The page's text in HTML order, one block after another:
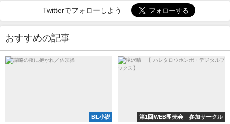
Twitterでフォローしよう
おすすめの記事
BL小説 第1回WEB即売会 参加サークル